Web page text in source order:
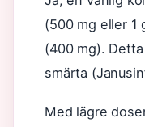
(500 mg eller 1
(400 mg).
smärta
Med lägre